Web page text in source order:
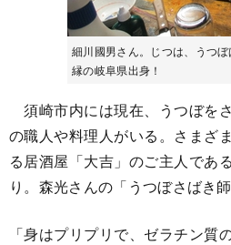
細川國男さん。じつは、うつ
縁の岐阜県出身！
須崎市内には現在、うつぼを
の職人や料理人がいる。さまざ
る居酒屋「大吉」のご主人であ
り。森光さんの「うつぼさばき師
「身はプリプリで、ゼラチン質